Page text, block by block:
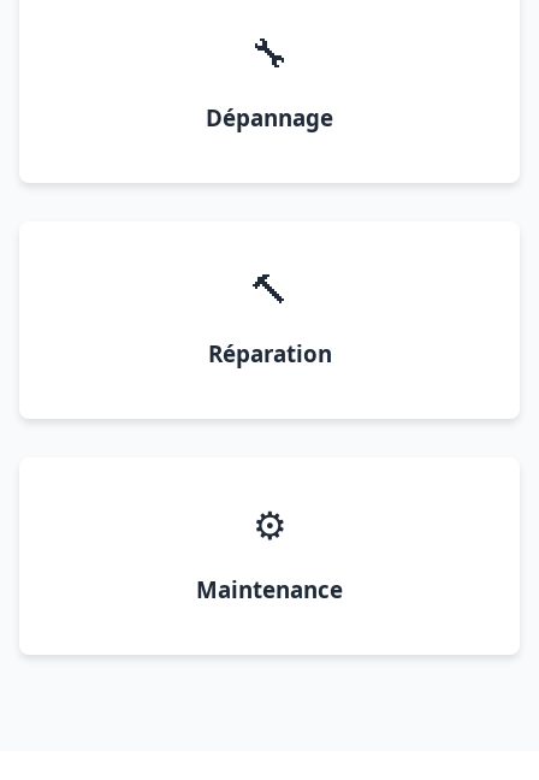
🔧
Dépannage
🔨
Réparation
⚙️
Maintenance